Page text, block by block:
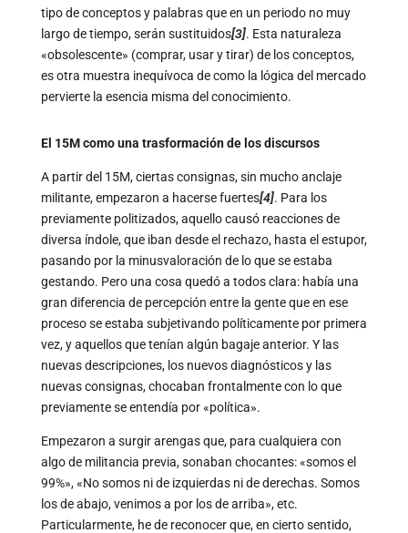
tipo de conceptos y palabras que en un periodo no muy
largo de tiempo, serán sustituidos[3]. Esta naturaleza
«obsolescente» (comprar, usar y tirar) de los conceptos,
es otra muestra inequívoca de como la lógica del mercado
pervierte la esencia misma del conocimiento.
El 15M como una trasformación de los discursos
A partir del 15M, ciertas consignas, sin mucho anclaje
militante, empezaron a hacerse fuertes[4]. Para los
previamente politizados, aquello causó reacciones de
diversa índole, que iban desde el rechazo, hasta el estupor,
pasando por la minusvaloración de lo que se estaba
gestando. Pero una cosa quedó a todos clara: había una
gran diferencia de percepción entre la gente que en ese
proceso se estaba subjetivando políticamente por primera
vez, y aquellos que tenían algún bagaje anterior. Y las
nuevas descripciones, los nuevos diagnósticos y las
nuevas consignas, chocaban frontalmente con lo que
previamente se entendía por «política».
Empezaron a surgir arengas que, para cualquiera con
algo de militancia previa, sonaban chocantes: «somos el
99%», «No somos ni de izquierdas ni de derechas. Somos
los de abajo, venimos a por los de arriba», etc.
Particularmente, he de reconocer que, en cierto sentido,